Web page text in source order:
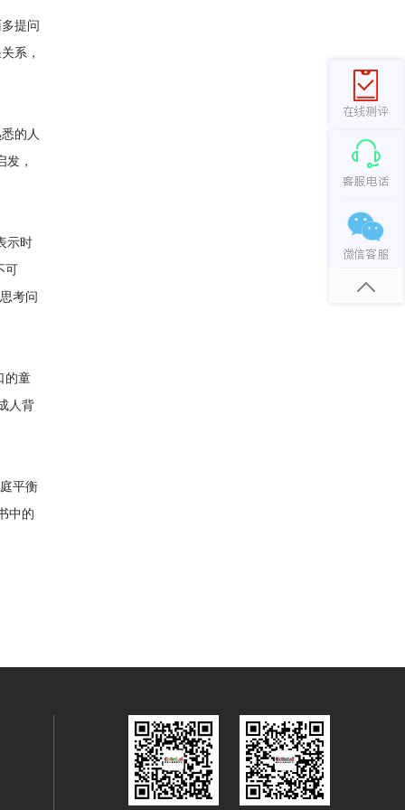
提问
系，
的人
，
示时
可
考问
的童
人背
平衡
中的